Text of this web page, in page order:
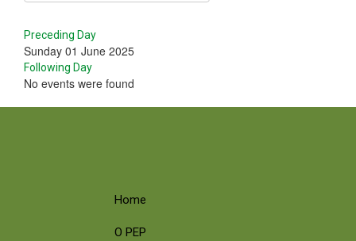
Preceding Day
Sunday 01 June 2025
Following Day
No events were found
Home
O PEP